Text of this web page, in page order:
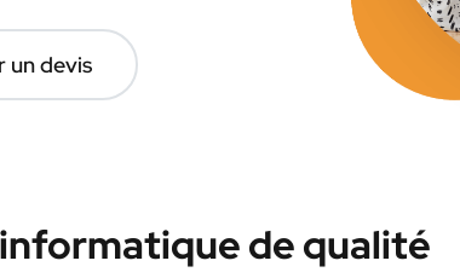
un devis
de qualité